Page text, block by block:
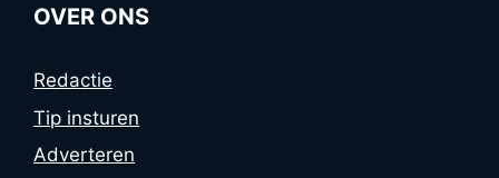
OVER ONS
Redactie
Tip insturen
Adverteren